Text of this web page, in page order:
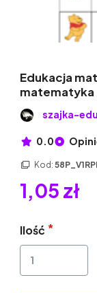
Edukacja
matematyka
szajka-
0.0
Kod:
1,05 zł
Ilość